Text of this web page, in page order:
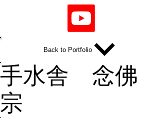
Back to Portfolio
手水舎 念佛
宗